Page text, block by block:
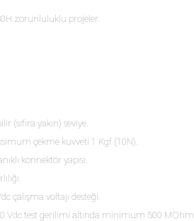
zorunluluklu projeler.
(sıfıra yakın) seviye.
çekme kuvveti 1 Kgf (10N).
konnektör yapısı.
çalışma voltajı desteği.
Vdc test gerilimi altında minimum 500 MOhm